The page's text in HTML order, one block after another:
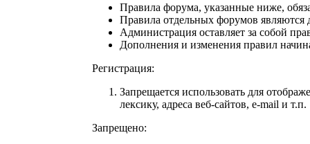
Правила форума, указанные ниже,
Правила отдельных форумов
Администрация оставляет за собой
Дополнения и изменения правил
Регистрация:
Запрещается использовать для
лексику, адреса веб-сайтов, e-mail и т.п.
Запрещено: